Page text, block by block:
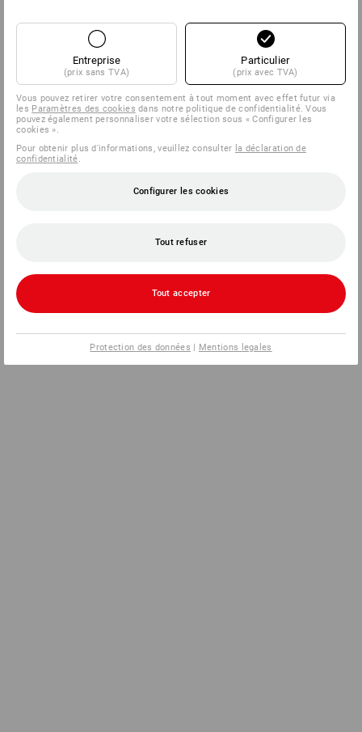
Entreprise
(prix sans TVA)
Particulier
(prix avec TVA)
Vous pouvez retirer votre consentement à tout moment avec effet futur via
les Paramètres des cookies dans notre politique de confidentialité. Vous
pouvez également personnaliser votre sélection sous « Configurer les
cookies ».
Pour obtenir plus d'informations, veuillez consulter la déclaration de
confidentialité
Configurer les cookies
Tout refuser
Tout accepter
Protection des données | Mentions legales